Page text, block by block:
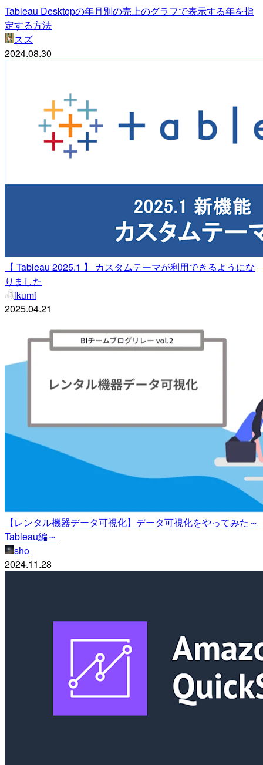
Tableau Desktopの年月別の売上のグラフで表示する年を指
定する方法
スズ
2024.08.30
【 Tableau 2025.1 】 カスタムテーマが利用できるようにな
りました
ikumi
2025.04.21
【レンタル機器データ可視化】データ可視化をやってみた～
Tableau編～
sho
2024.11.28